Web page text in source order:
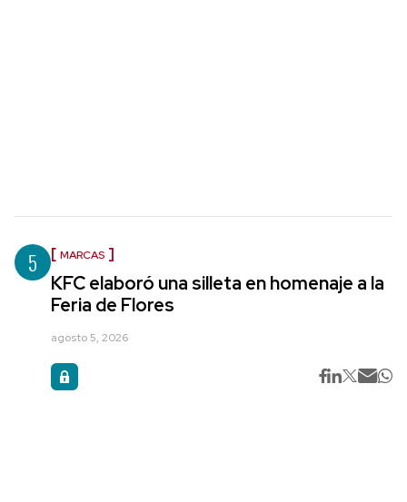
5 MARCAS
KFC elaboró una silleta en homenaje a la
Feria de Flores
agosto 5, 2026